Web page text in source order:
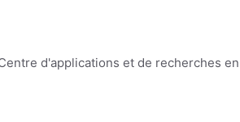
d'applications et de recherches